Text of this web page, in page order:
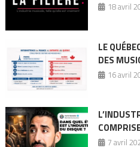
18 avril
LE
DES
16 avril
7 avril